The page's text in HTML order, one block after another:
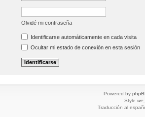
Olvidé mi contraseña
Identificarse automáticamente en cada visita
Ocultar mi estado de conexión en esta sesión
Powered by
Style
Traducción al